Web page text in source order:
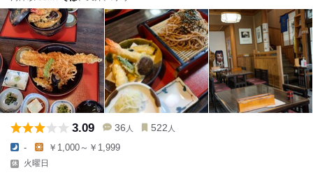
3.09 36 人 522 人
- ￥1,000～￥1,999
火曜日